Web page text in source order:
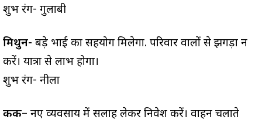
शुभ रंग- गुलाबी
मिथुन- बड़े भाई का सहयोग मिलेगा. परिवार वालों से झगड़ा न
करें। यात्रा से लाभ होगा।
शुभ रंग- नीला
कर्क– नए व्यवसाय में सलाह लेकर निवेश करें। वाहन चलाते